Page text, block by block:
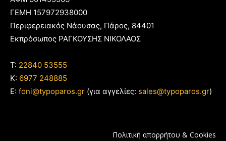
ΓΕΜΗ 157972938000
Περιφερειακός Νάουσας, Πάρος, 84401
Εκπρόσωπος ΡΑΓΚΟΥΣΗΣ ΝΙΚΟΛΑΟΣ
T: 22840 53555
Κ: 6977 248885
E: foni@typoparos.gr (για αγγελίες: sales@typoparos.gr)
Πολιτική απορρήτου & Cookies